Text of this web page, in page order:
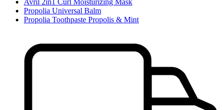
Avril 2in1 Curl Moisturizing Mask
Propolia Universal Balm
Propolia Toothpaste Propolis & Mint